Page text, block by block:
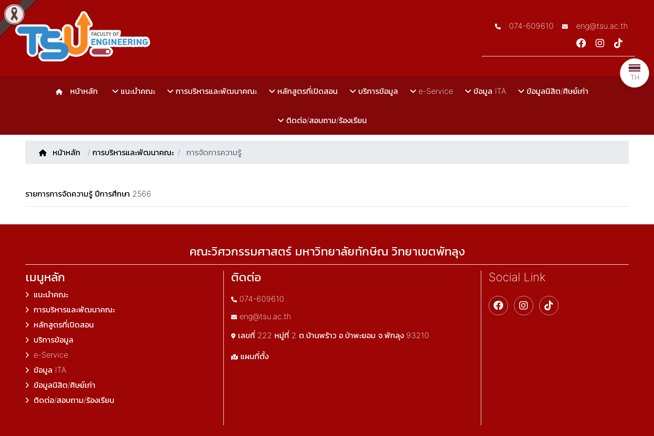
074-609610 eng@tsu.ac.th
หน้าหลัก แนะนำคณะ การบริหารและพัฒนาคณะ หลักสูตรที่เปิดสอน บริการข้อมูล e-Service ข้อมูล ITA ข้อมูลนิสิต/ศิษย์เก่า
ติดต่อ/สอบถาม/ร้องเรียน
หน้าหลัก / การบริหารและพัฒนาคณะ การจัดการความรู้
รายการการจัดความรู้ ปีการศึกษา 2566
คณะวิศวกรรมศาสตร์ มหาวิทยาลัยทักษิณ วิทยาเขตพัทลุง
เมนูหลัก
แนะนำคณะ
การบริหารและพัฒนาคณะ
หลักสูตรที่เปิดสอน
บริการข้อมูล
e-Service
ข้อมูล ITA
ข้อมูลนิสิต/ศิษย์เก่า
ติดต่อ/สอบถาม/ร้องเรียน
ติดต่อ
074-609610
eng@tsu.ac.th
เลขที่ 222 หมู่ที่ 2 ต.บ้านพร้าว อ.ป่าพะยอม จ.พัทลุง 93210
แผนที่ตั้ง
Social Link
TH